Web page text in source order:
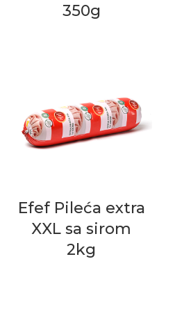
350g
Efef Pileća extra
XXL sa sirom
2kg